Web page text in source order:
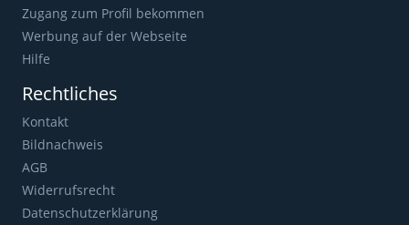
Zugang zum Profil bekommen
Werbung auf der Webseite
Hilfe
Rechtliches
Kontakt
Bildnachweis
AGB
Widerrufsrecht
Datenschutzerklärung